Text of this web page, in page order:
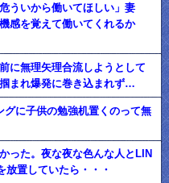
ういから働いてほしい」妻
感を覚えて働いてくれるか
に無理矢理合流しようとして
まれ爆発に巻き込まれず…
に子供の勉強机置くのって無
った。夜な夜な色んな人とLIN
放置していたら・・・